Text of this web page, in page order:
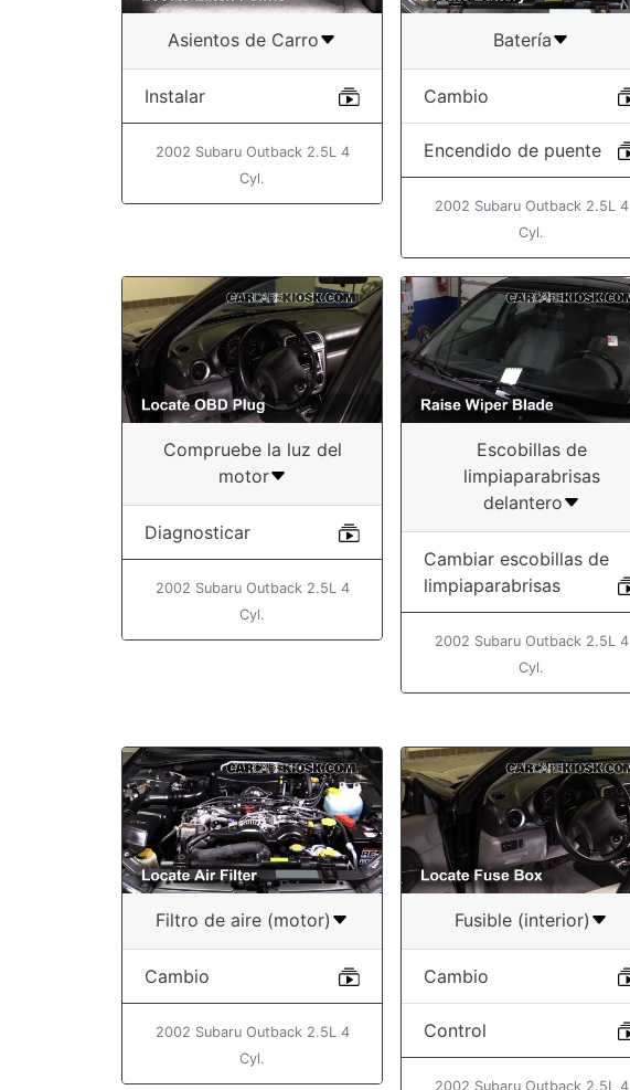
Asientos de Carro
Instalar
2002 Subaru Outback 2.5L 4
Cyl.
Batería
Cambio
Encendido de puente
2002 Subaru Outback 2.5L 4
Cyl.
Compruebe la luz del
motor
Diagnosticar
2002 Subaru Outback 2.5L 4
Cyl.
Escobillas de
limpiaparabrisas
delantero
Cambiar escobillas de
limpiaparabrisas
2002 Subaru Outback 2.5L 4
Cyl.
Filtro de aire (motor)
Cambio
2002 Subaru Outback 2.5L 4
Cyl.
Fusible (interior)
Cambio
Control
2002 Subaru Outback 2.5L 4